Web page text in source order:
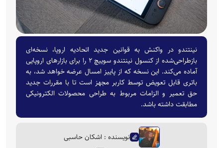
نینتندو در واکنش به قوانین جدید اتحادیه اروپا، نسخه‌ای
بازطراحی‌شده از کنسول نینتندو سوییچ ۲ را برای بازارهای اروپایی
آماده می‌کند. این نسخه که از پاییز امسال عرضه خواهد شد، به
باتری قابل تعویض توسط کاربر مجهز است تا با مقررات جدید
حق تعمیر و الزامات مربوط به طراحی محصولات الکترونیکی
مطابقت داشته باشد.
نویسنده : اشکان حاسبی